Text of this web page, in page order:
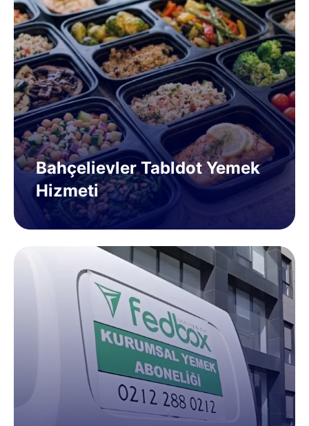
Bahçelievler Tabldot Yemek
Hizmeti